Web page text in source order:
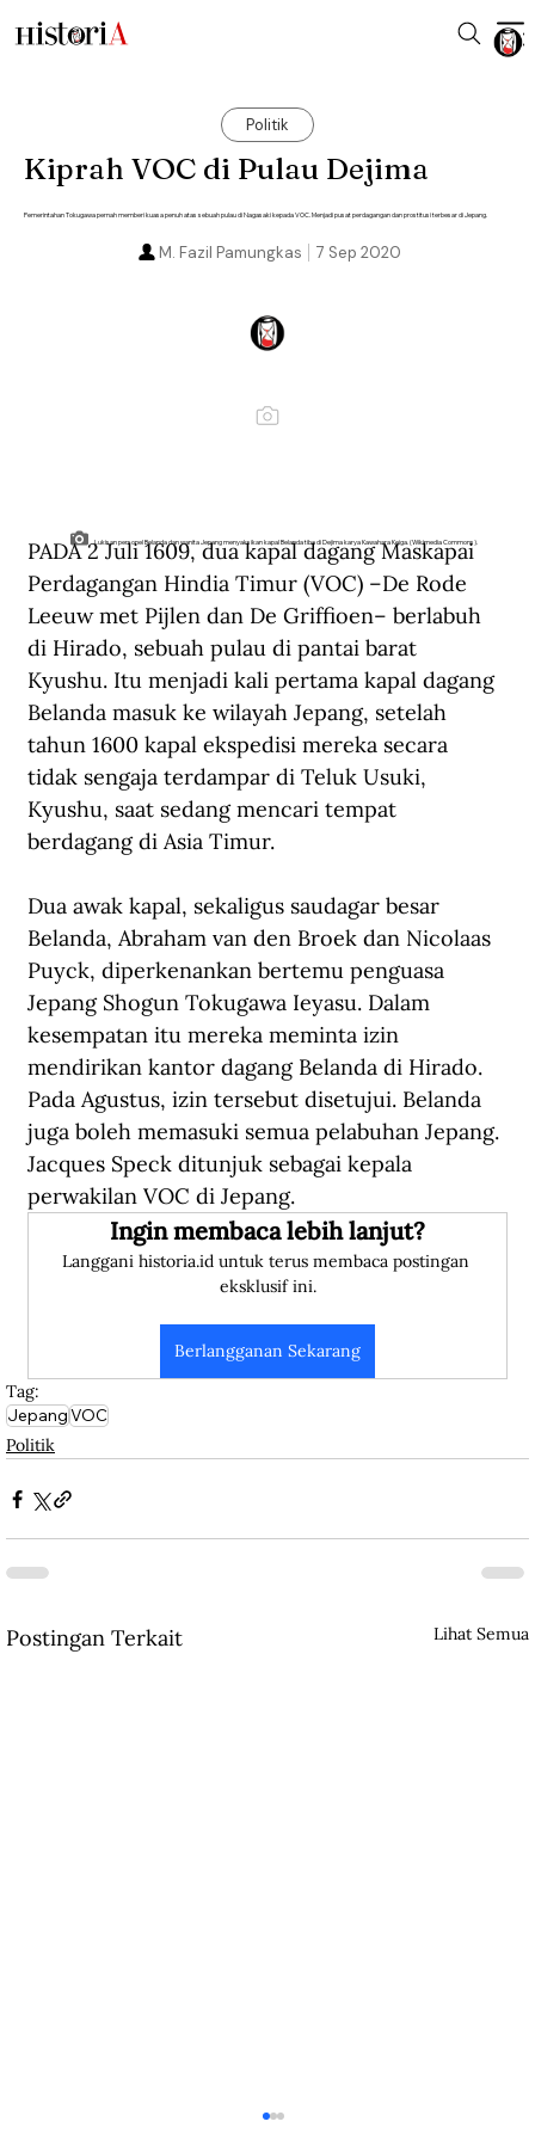
Politik
Kiprah VOC di Pulau Dejima
Pemerintahan Tokugawa pernah memberi kuasa penuh atas sebuah pulau di Nagasaki kepada VOC. Menjadi pusat perdagangan dan prostitusi terbesar di Jepang.
7 Sep 2020
M. Fazil Pamungkas
Lukisan personel Belanda dan wanita Jepang menyaksikan kapal Belanda tiba di Dejima karya Kawahara Keiga. (Wikimedia Commons).
PADA 2 Juli 1609, dua kapal dagang Maskapai
Perdagangan Hindia Timur (VOC) –De Rode
Leeuw met Pijlen dan De Griffioen– berlabuh
di Hirado, sebuah pulau di pantai barat
Kyushu. Itu menjadi kali pertama kapal dagang
Belanda masuk ke wilayah Jepang, setelah
tahun 1600 kapal ekspedisi mereka secara
tidak sengaja terdampar di Teluk Usuki,
Kyushu, saat sedang mencari tempat
berdagang di Asia Timur.
Dua awak kapal, sekaligus saudagar besar
Belanda, Abraham van den Broek dan Nicolaas
Puyck, diperkenankan bertemu penguasa
Jepang Shogun Tokugawa Ieyasu. Dalam
kesempatan itu mereka meminta izin
mendirikan kantor dagang Belanda di Hirado.
Pada Agustus, izin tersebut disetujui. Belanda
juga boleh memasuki semua pelabuhan Jepang.
Jacques Speck ditunjuk sebagai kepala
perwakilan VOC di Jepang.
Ingin membaca lebih lanjut?
Langgani historia.id untuk terus membaca postingan
eksklusif ini.
Berlangganan Sekarang
Tag:
JepangVOC
Politik
Postingan Terkait Lihat Semua